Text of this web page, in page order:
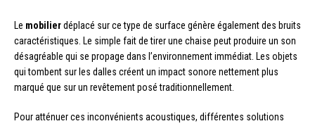
Le mobilierdéplacé sur ce type de surface génère également des bruits
caractéristiques. Le simple fait de tirer une chaise peut produire un son
désagréable qui se propage dans l’environnement immédiat. Les objets
qui tombent sur les dalles créent un impact sonore nettement plus
marqué que sur un revêtement posé traditionnellement.
Pour atténuer ces inconvénients acoustiques, différentes solutions